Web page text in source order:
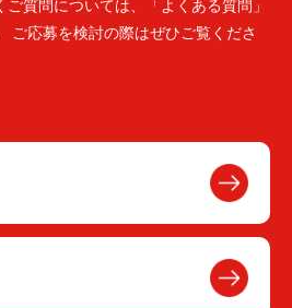
質問については、「よくある質問」
ご応募を検討の際はぜひご覧くださ